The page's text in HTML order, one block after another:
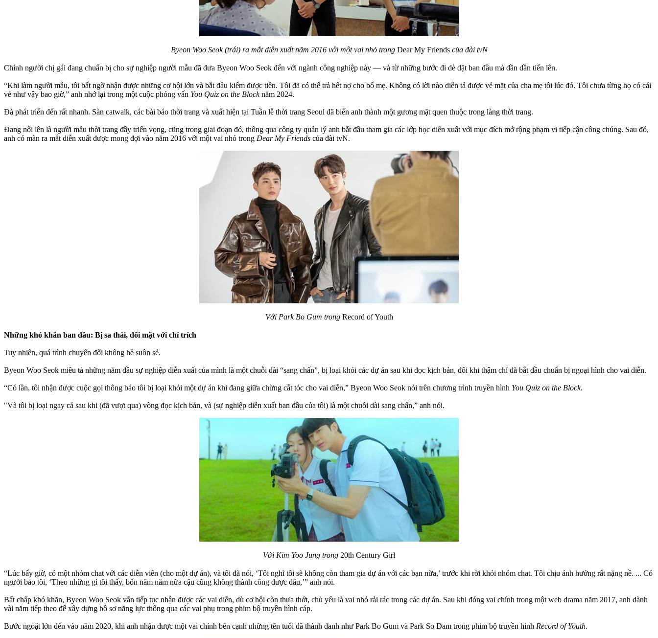
Byeon Woo Seok (trái) ra mắt diễn xuất năm 2016 với một vai nhỏ trongDear My Friends của đài tvN
Chính người chị gái đang chuẩn bị cho sự nghiệp người mẫu đã đưa Byeon Woo Seok đến với ngành công nghiệp này — và từ những bước đi dè dặt ban đầu mà dần dần tiến lên.
“Khi làm người mẫu, tôi bất ngờ nhận được những cơ hội lớn và bắt đầu kiếm được tiền. Tôi đã có thể trả hết nợ cho bố mẹ. Không có lời nào diễn tả được vẻ mặt của cha mẹ tôi lúc đó. Tôi chưa từng họ có cái
vẻ như vậy bao giờ,” anh nhớ lại trong một cuộc phỏng vấn You Quiz on the Blocknăm 2024.
Đà phát triển đến rất nhanh. Sàn catwalk, các bài báo thời trang và xuất hiện tại Tuần lễ thời trang Seoul đã biến anh thành một gương mặt quen thuộc trong làng thời trang.
Đang nổi lên là người mẫu thời trang đầy triển vọng, cũng trong giai đoạn đó, thông qua công ty quản lý anh bắt đầu tham gia các lớp học diễn xuất với mục đích mở rộng phạm vi tiếp cận công chúng. Sau đó,
anh có màn ra mắt diễn xuất được mong đợi vào năm 2016 với một vai nhỏ trong Dear My Friends của đài tvN.
Với Park Bo Gum trongRecord of Youth
Những khó khăn ban đầu: Bị sa thải, đối mặt với chỉ trích
Tuy nhiên, quá trình chuyển đổi không hề suôn sẻ.
Byeon Woo Seok miêu tả những năm đầu sự nghiệp diễn xuất của mình là một chuỗi dài “sang chấn”, bị loại khỏi các dự án sau khi đọc kịch bản, đôi khi thậm chí đã bắt đầu chuẩn bị ngoại hình cho vai diễn.
“Có lần, tôi nhận được cuộc gọi thông báo tôi bị loại khỏi một dự án khi đang giữa chừng cắt tóc cho vai diễn,” Byeon Woo Seok nói trên chương trình truyền hình You Quiz on the Block.
"Và tôi bị loại ngay cả sau khi (đã vượt qua) vòng đọc kịch bản, và (sự nghiệp diễn xuất ban đầu của tôi) là một chuỗi dài sang chấn,” anh nói.
Với Kim Yoo Jung trong 20th Century Girl
“Lúc bấy giờ, có một nhóm chat với các diễn viên (cho một dự án), và tôi đã nói, ‘Tôi nghĩ tôi sẽ không còn tham gia dự án với các bạn nữa,’ trước khi rời khỏi nhóm chat. Tôi chịu ảnh hưởng rất nặng nề. ... Có
người bảo tôi, ‘Theo những gì tôi thấy, bốn năm năm nữa cậu cũng không thành công được đâu,’” anh nói.
Bất chấp khó khăn, Byeon Woo Seok vẫn tiếp tục nhận được các vai diễn, dù cơ hội còn thưa thớt, chủ yếu là vai nhỏ rải rác trong các dự án. Sau khi đóng vai chính trong một web drama năm 2017, anh dành
vài năm tiếp theo để xây dựng hồ sơ năng lực thông qua các vai phụ trong phim bộ truyền hình cáp.
Bước ngoặt lớn đến vào năm 2020, khi anh nhận được một vai chính bên cạnh những tên tuổi đã thành danh như Park Bo Gum và Park So Dam trong phim bộ truyền hình Record of Youth.